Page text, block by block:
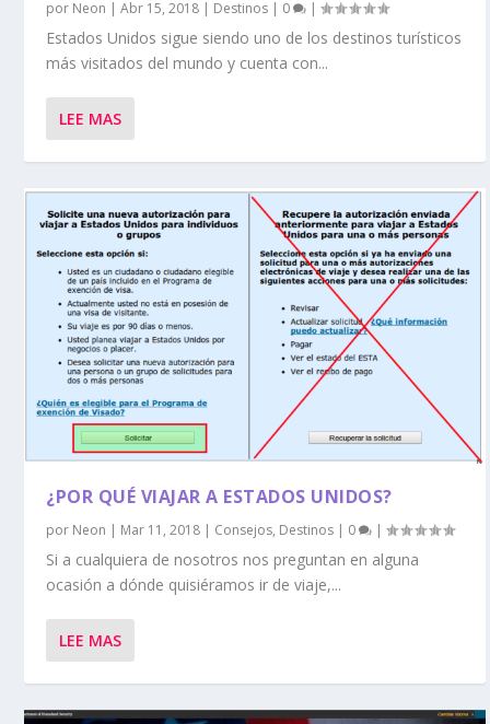
por Neon |Abr 15, 2018 | Destinos | 0 |
Estados Unidos sigue siendo uno de los destinos turísticos
más visitados del mundo y cuenta con...
LEE MAS
¿POR QUÉ VIAJAR A ESTADOS UNIDOS?
por Neon | Mar 11, 2018 | Consejos, Destinos | 0 |
Si a cualquiera de nosotros nos preguntan en alguna
ocasión a dónde quisiéramos ir de viaje,...
LEE MAS